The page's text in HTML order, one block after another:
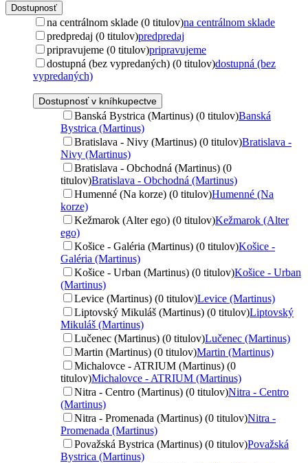
Dostupnosť
na centrálnom sklade (0 titulov)na centrálnom sklade
predpredaj (0 titulov)predpredaj
pripravujeme (0 titulov)pripravujeme
dostupná (bez vypredaných) (0 titulov)dostupná (bez
vypredaných)
Dostupnosť v kníhkupectve
Banská Bystrica (Martinus) (0 titulov)Banská
Bystrica (Martinus)
Bratislava - Nivy (Martinus) (0 titulov)Bratislava -
Nivy (Martinus)
Bratislava - Obchodná (Martinus) (0
titulov)Bratislava - Obchodná (Martinus)
Humenné (Na korze) (0 titulov)Humenné (Na
korze)
Kežmarok (Alter ego) (0 titulov)Kežmarok (Alter
ego)
Košice - Galéria (Martinus) (0 titulov)Košice -
Galéria (Martinus)
Košice - Urban (Martinus) (0 titulov)Košice - Urban
(Martinus)
Levice (Martinus) (0 titulov)Levice (Martinus)
Liptovský Mikuláš (Martinus) (0 titulov)Liptovský
Mikuláš (Martinus)
Lučenec (Martinus) (0 titulov)Lučenec (Martinus)
Martin (Martinus) (0 titulov)Martin (Martinus)
Michalovce - ATRIUM (Martinus) (0
titulov)Michalovce - ATRIUM (Martinus)
Nitra - Centro (Martinus) (0 titulov)Nitra - Centro
(Martinus)
Nitra - Promenada (Martinus) (0 titulov)Nitra -
Promenada (Martinus)
Považská Bystrica (Martinus) (0 titulov)Považská
Bystrica (Martinus)